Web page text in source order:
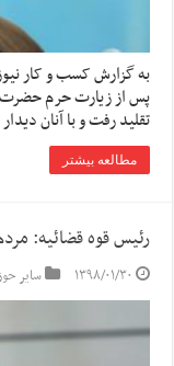
به گزارش کسب و کار
پس از زیارت حرم
تقلید رفت و با آنان
مطالعه بیشتر
رئیس قوه قضائیه:
۱۳۹۸/۰۱/۳۰ سایر